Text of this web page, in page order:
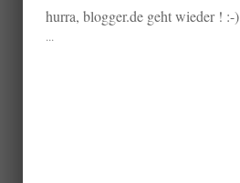
hurra, blogger.de geht wieder ! :-)
...